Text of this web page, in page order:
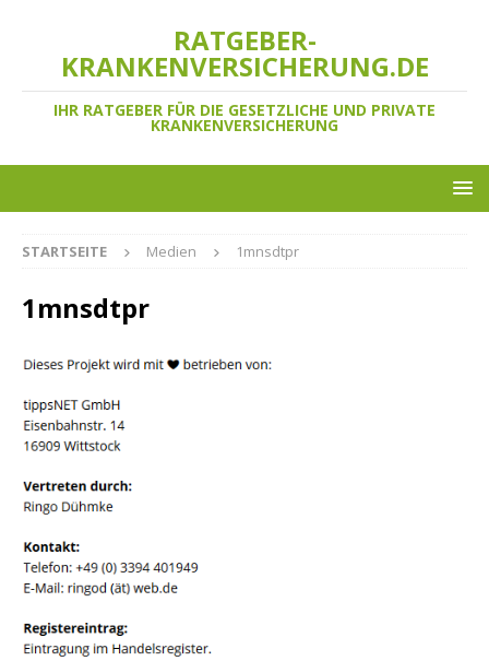
RATGEBER-
KRANKENVERSICHERUNG.DE
IHR RATGEBER FÜR DIE GESETZLICHE UND PRIVATE
KRANKENVERSICHERUNG
STARTSEITE Medien 1mnsdtpr
1mnsdtpr